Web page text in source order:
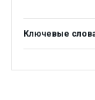
Ключевые